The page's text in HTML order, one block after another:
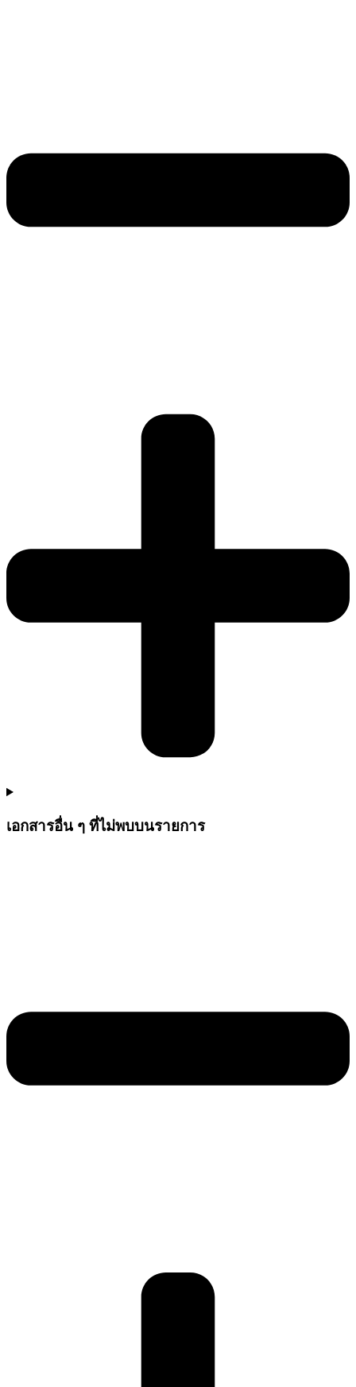
เอกสารอื่น ๆ ที่ไม่พบบนรายการ